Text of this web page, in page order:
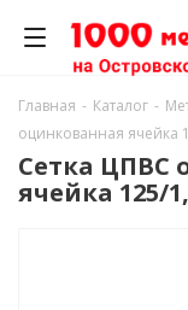
Главная - Каталог -
оцинкованная ячейка
Сетка ЦПВС
ячейка 125/